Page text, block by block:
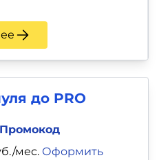
до PRO
Промокод
мес. Оформить